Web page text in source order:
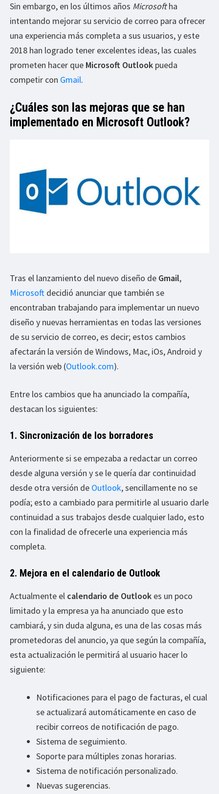
Sin embargo, en los últimos años Microsoftha
intentando mejorar su servicio de correo para ofrecer
una experiencia más completa a sus usuarios, y este
2018 han logrado tener excelentes ideas, las cuales
prometen hacer que Microsoft Outlook pueda
competir con Gmail.
¿Cuáles son las mejoras que se han
implementado en Microsoft Outlook?
Tras el lanzamiento del nuevo diseño de Gmail,
Microsoft decidió anunciar que también se
encontraban trabajando para implementar un nuevo
diseño y nuevas herramientas en todas las versiones
de su servicio de correo, es decir; estos cambios
afectarán la versión de Windows, Mac, iOs, Android y
la versión web (Outlook.com).
Entre los cambios que ha anunciado la compañía,
destacan los siguientes:
1. Sincronización de los borradores
Anteriormente si se empezaba a redactar un correo
desde alguna versión y se le quería dar continuidad
desde otra versión de Outlook, sencillamente no se
podía; esto a cambiado para permitirle al usuario darle
continuidad a sus trabajos desde cualquier lado, esto
con la finalidad de ofrecerle una experiencia más
completa.
2. Mejora en el calendario de Outlook
Actualmente el calendario de Outlook es un poco
limitado y la empresa ya ha anunciado que esto
cambiará, y sin duda alguna, es una de las cosas más
prometedoras del anuncio, ya que según la compañía,
esta actualización le permitirá al usuario hacer lo
siguiente:
Notificaciones para el pago de facturas, el cual
se actualizará automáticamente en caso de
recibir correos de notificación de pago.
Sistema de seguimiento.
Soporte para múltiples zonas horarias.
Sistema de notificación personalizado.
Nuevas sugerencias.